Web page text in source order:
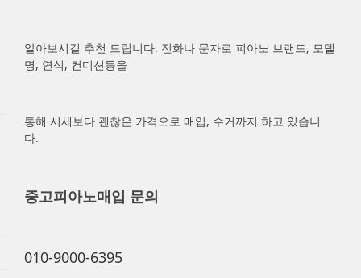
알아보시길 추천 드립니다. 전화나 문자로 피아노 브랜드, 모델
명, 연식, 컨디션등을
통해 시세보다 괜찮은 가격으로 매입, 수거까지 하고 있습니
다.
중고피아노매입 문의
010-9000-6395